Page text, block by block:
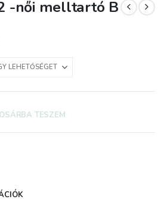
-női melltartó B
Ft.
TESZEM